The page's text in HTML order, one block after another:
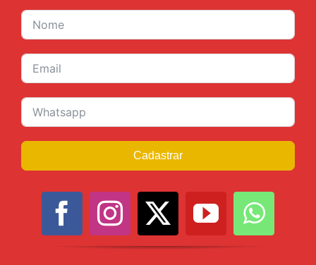
Cadastrar